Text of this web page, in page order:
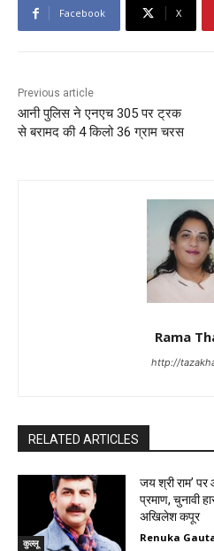
Facebook X
Previous article
आनी पुलिस ने एनएच 305 पर ट्रक
से बरामद की 4 किलो 36 ग्राम चरस
Rama
http://
RELATED ARTICLES
कुल्लू
जय श्री राम’
प्रमाण, चुनावी
अखिलेश कपूर
Renuka